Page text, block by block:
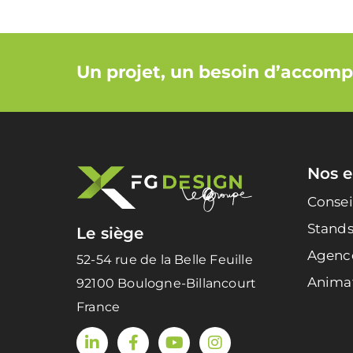
Un projet, un besoin
Le siège
52-54 rue de la Belle Feuille
92100 Boulogne-Billancourt
France
Nos